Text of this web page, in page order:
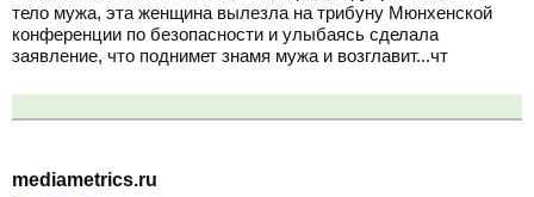
тело мужа, эта женщина вылезла на трибуну Мюнхенской
конференции по безопасности и улыбаясь сделала
заявление, что поднимет знамя мужа и возглавит...чт
mediametrics.ru